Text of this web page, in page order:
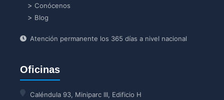
Conócenos
Blog
Atención permanente los 365 días a nivel nacional
Oficinas
Caléndula 93, Miniparc III, Edificio H